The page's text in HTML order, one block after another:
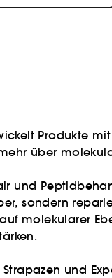
Produkte
über
und
sondern
molekularer
und